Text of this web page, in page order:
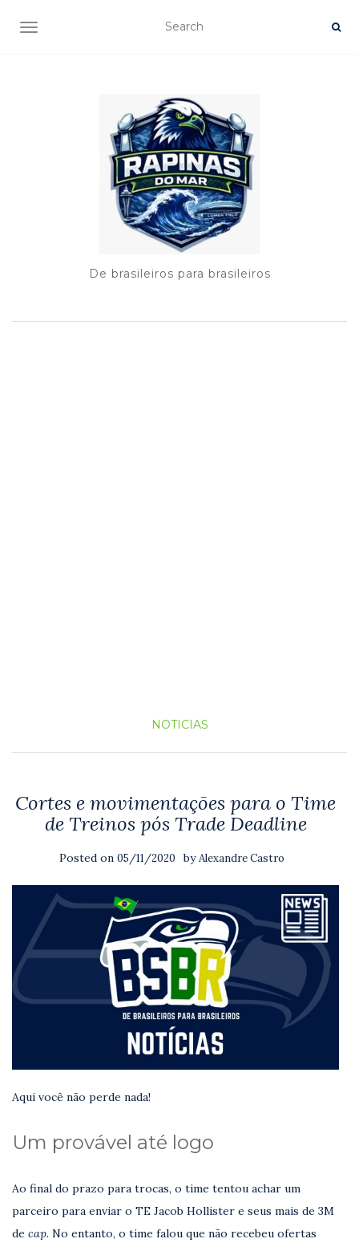
TOGGLE NAVIGATION
De brasileiros para brasileiros
NOTICIAS
Cortes e movimentações para o Time
de Treinos pós Trade Deadline
Posted on 05/11/2020 byAlexandre Castro
Aqui você não perde nada!
Um provável até logo
Ao final do prazo para trocas, o time tentou achar um
parceiro para enviar o TE Jacob Hollister e seus mais de 3M
de cap. No entanto, o time falou que não recebeu ofertas